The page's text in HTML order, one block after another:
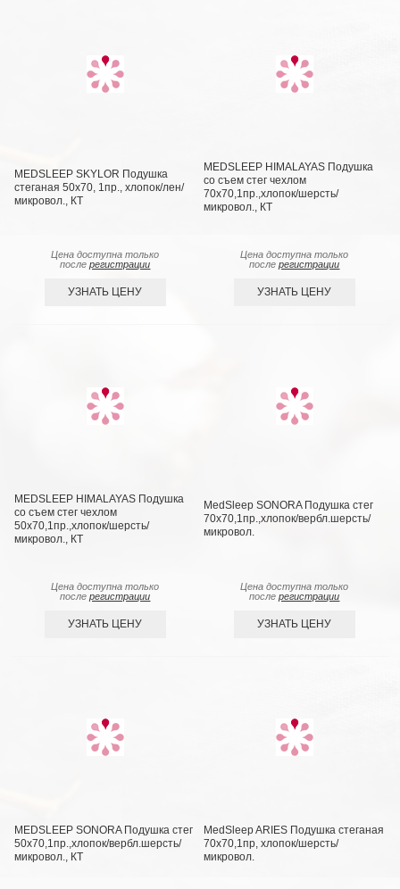
MEDSLEEP SKYLOR Подушка
стеганая 50х70, 1пр., хлопок/лен/
микровол., КТ
Цена доступна только
послерегистрации
УЗНАТЬ ЦЕНУ
MEDSLEEP HIMALAYAS Подушка
со съем стег чехлом
70х70,1пр.,хлопок/шерсть/
микровол., КТ
Цена доступна только
послерегистрации
УЗНАТЬ ЦЕНУ
MEDSLEEP HIMALAYAS Подушка
со съем стег чехлом
50х70,1пр.,хлопок/шерсть/
микровол., КТ
Цена доступна только
послерегистрации
УЗНАТЬ ЦЕНУ
MedSleep SONORA Подушка стег
70х70,1пр.,хлопок/вербл.шерсть/
микровол.
Цена доступна только
послерегистрации
УЗНАТЬ ЦЕНУ
MEDSLEEP SONORA Подушка стег
50х70,1пр.,хлопок/вербл.шерсть/
микровол., КТ
MedSleep ARIES Подушка стеганая
70х70,1пр, хлопок/шерсть/
микровол.